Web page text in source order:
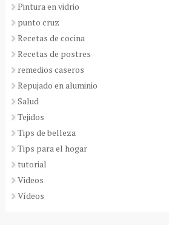
Pintura en vidrio
punto cruz
Recetas de cocina
Recetas de postres
remedios caseros
Repujado en aluminio
Salud
Tejidos
Tips de belleza
Tips para el hogar
tutorial
Videos
Vídeos